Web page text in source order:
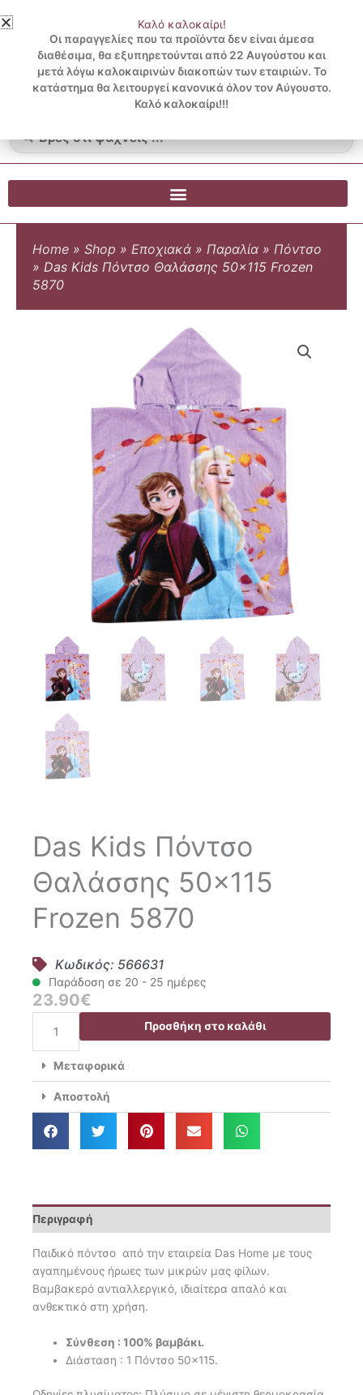
στο
περιεχόμενο
3 ΔΟΣΕΙΣ ΧΩΡΙΣ ΠΙΣΤΩΤΙΚΗ ΜΕ KLARNA
...
Λογαριασμός
Blog
0.00€
0
Cart
Home » Shop » Εποχιακά » Παραλία » Πόντσο
» Das Kids Πόντσο Θαλάσσης 50×115 Frozen
5870
Das Kids Πόντσο
Θαλάσσης 50×115
Frozen 5870
Κωδικός: 566631
Παράδοση σε 20 - 25 ημέρες
23.90€
Θαλάσσης
50×115
Frozen
5870
Προσθήκη στο καλάθι
Μεταφορικά
Αποστολή
Περιγραφή
Παιδικό πόντσο από την εταιρεία Das Home με τους
αγαπημένους ήρωες των μικρών μας φίλων.
Βαμβακερό αντιαλλεργικό, ιδιαίτερα απαλό και
ανθεκτικό στη χρήση.
Σύνθεση : 100% βαμβάκι.
Διάσταση : 1 Πόντσο 50×115.
Καλό καλοκαίρι!
Οι παραγγελίες που τα προϊόντα δεν είναι άμεσα
διαθέσιμα, θα εξυπηρετούνται από 22 Αυγούστου και
μετά λόγω καλοκαιρινών διακοπών των εταιριών. Το
κατάστημα θα λειτουργεί κανονικά όλον τον Αύγουστο.
Καλό καλοκαίρι!!!